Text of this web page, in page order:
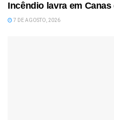
Incêndio lavra em
7 DE AGOSTO, 2026